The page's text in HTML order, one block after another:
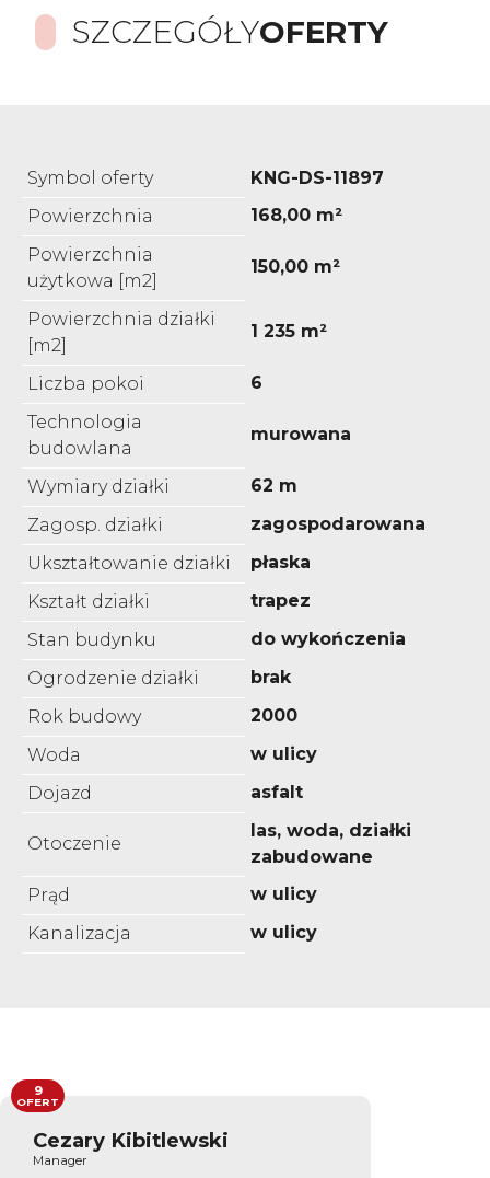
SZCZEGÓŁYOFERTY
Symbol oferty
KNG-DS-11897
Powierzchnia
168,00 m²
Powierzchnia
użytkowa [m2]
150,00 m²
Powierzchnia działki
[m2]
1 235 m²
Liczba pokoi
6
Technologia
budowlana
murowana
Wymiary działki
62 m
Zagosp. działki
zagospodarowana
Ukształtowanie działki
płaska
Kształt działki
trapez
Stan budynku
do wykończenia
Ogrodzenie działki
brak
Rok budowy
2000
Woda
w ulicy
Dojazd
asfalt
Otoczenie
las, woda, działki
zabudowane
Prąd
w ulicy
Kanalizacja
w ulicy
Cezary Kibitlewski
Manager
9
OFERT